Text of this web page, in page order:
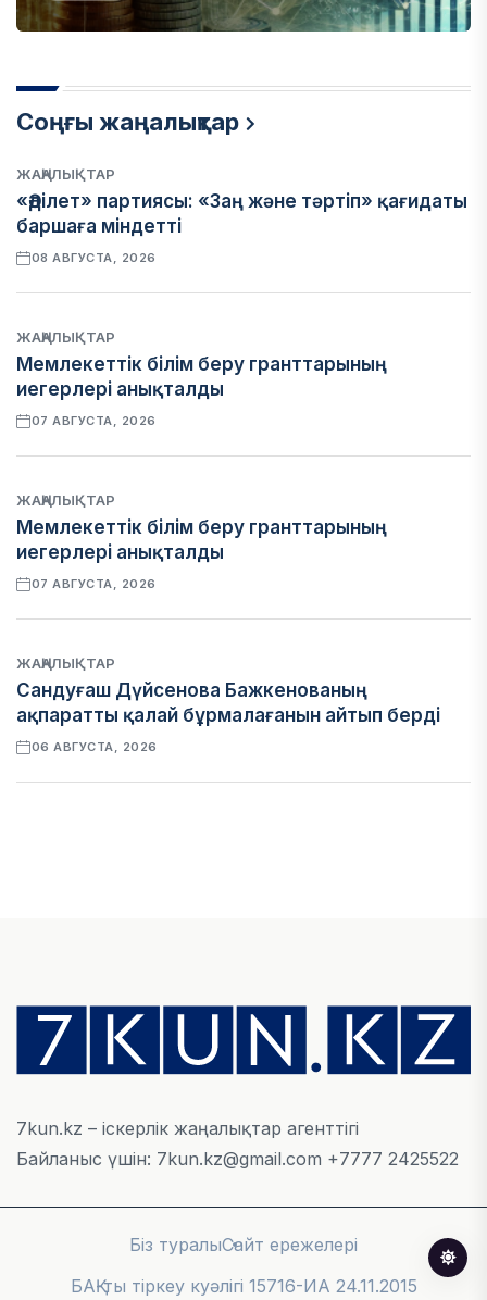
Соңғы жаңалықтар
ЖАҢАЛЫҚТАР
«Әділет» партиясы: «Заң және тәртіп» қағидаты
баршаға міндетті
08 АВГУСТА, 2026
ЖАҢАЛЫҚТАР
Мемлекеттік білім беру гранттарының
иегерлері анықталды
07 АВГУСТА, 2026
ЖАҢАЛЫҚТАР
Мемлекеттік білім беру гранттарының
иегерлері анықталды
07 АВГУСТА, 2026
ЖАҢАЛЫҚТАР
Сандуғаш Дүйсенова Бажкенованың
ақпаратты қалай бұрмалағанын айтып берді
06 АВГУСТА, 2026
Алматы қалалық МКД мүлікті сатудан
алынатын салық туралы сұрақтарға жауап
берді
«Бәйтерек» холдингінің инвестициялық және
7kun.kz – іскерлік жаңалықтар агенттігі
Байланыс үшін: 7kun.kz@gmail.com +7777 2425522
Біз туралыСайт ережелері
БАҚ-ты тіркеу куәлігі 15716-ИА 24.11.2015